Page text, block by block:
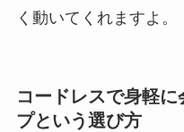
く動いてくれますよ。
コードレスで身軽
プという選び方